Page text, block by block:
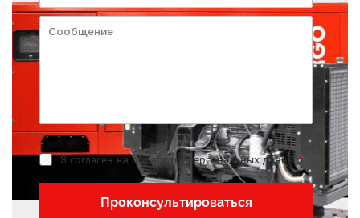
Я согласен на обработку персональных данных*
Проконсультироваться